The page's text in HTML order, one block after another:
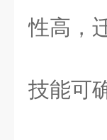
性高，
技能可